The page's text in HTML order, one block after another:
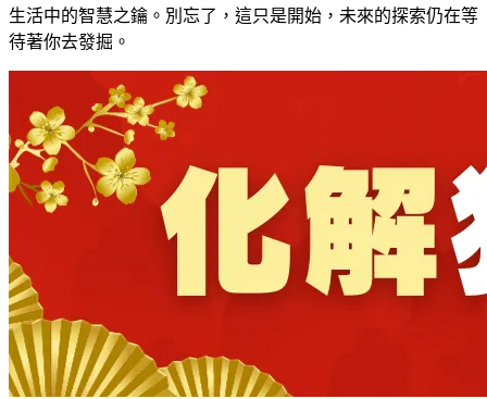
生活中的智慧之鑰。別忘了，這只是開始，未來的探索仍在等
待著你去發掘。